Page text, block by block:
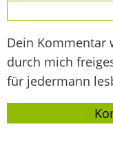
Dein Kommentar
durch mich
für jedermann